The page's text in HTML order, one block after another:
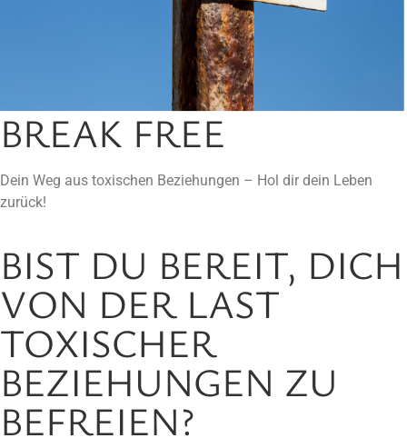
BREAK FREE
Dein Weg aus toxischen Beziehungen – Hol dir dein Leben
zurück!
BIST DU BEREIT, DICH
VON DER LAST
TOXISCHER
BEZIEHUNGEN ZU
BEFREIEN?